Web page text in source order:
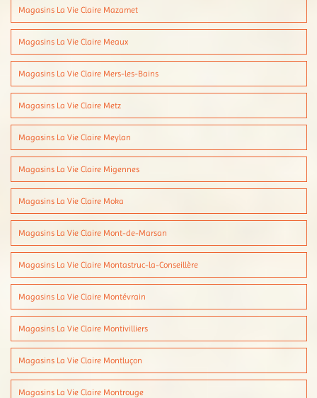
Magasins La Vie Claire Mazamet
Magasins La Vie Claire Meaux
Magasins La Vie Claire Mers-les-Bains
Magasins La Vie Claire Metz
Magasins La Vie Claire Meylan
Magasins La Vie Claire Migennes
Magasins La Vie Claire Moka
Magasins La Vie Claire Mont-de-Marsan
Magasins La Vie Claire Montastruc-la-Conseillère
Magasins La Vie Claire Montévrain
Magasins La Vie Claire Montivilliers
Magasins La Vie Claire Montluçon
Magasins La Vie Claire Montrouge